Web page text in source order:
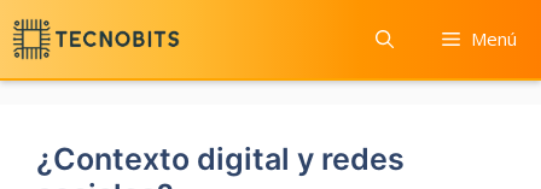
Saltar
al
contenido
Menú
¿Contexto digital y redes